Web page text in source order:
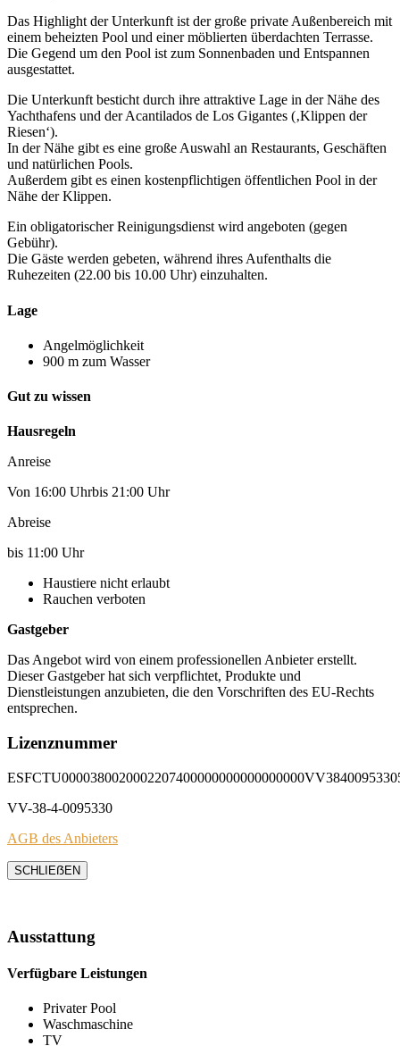
Das Highlight der Unterkunft ist der große private Außenbereich mit
einem beheizten Pool und einer möblierten überdachten Terrasse.
Die Gegend um den Pool ist zum Sonnenbaden und Entspannen
ausgestattet.
Die Unterkunft besticht durch ihre attraktive Lage in der Nähe des
Yachthafens und der Acantilados de Los Gigantes (‚Klippen der
Riesen‘).
In der Nähe gibt es eine große Auswahl an Restaurants, Geschäften
und natürlichen Pools.
Außerdem gibt es einen kostenpflichtigen öffentlichen Pool in der
Nähe der Klippen.
Ein obligatorischer Reinigungsdienst wird angeboten (gegen
Gebühr).
Die Gäste werden gebeten, während ihres Aufenthalts die
Ruhezeiten (22.00 bis 10.00 Uhr) einzuhalten.
Lage
Angelmöglichkeit
900 m zum Wasser
Gut zu wissen
Hausregeln
Anreise
Von 16:00 Uhrbis 21:00 Uhr
Abreise
bis 11:00 Uhr
Haustiere nicht erlaubt
Rauchen verboten
Gastgeber
Das Angebot wird von einem professionellen Anbieter erstellt.
Dieser Gastgeber hat sich verpflichtet, Produkte und
Dienstleistungen anzubieten, die den Vorschriften des EU-Rechts
entsprechen.
Lizenznummer
VV-38-4-0095330
AGB des Anbieters
SCHLIEẞEN
Ausstattung
Verfügbare Leistungen
Privater Pool
Waschmaschine
TV